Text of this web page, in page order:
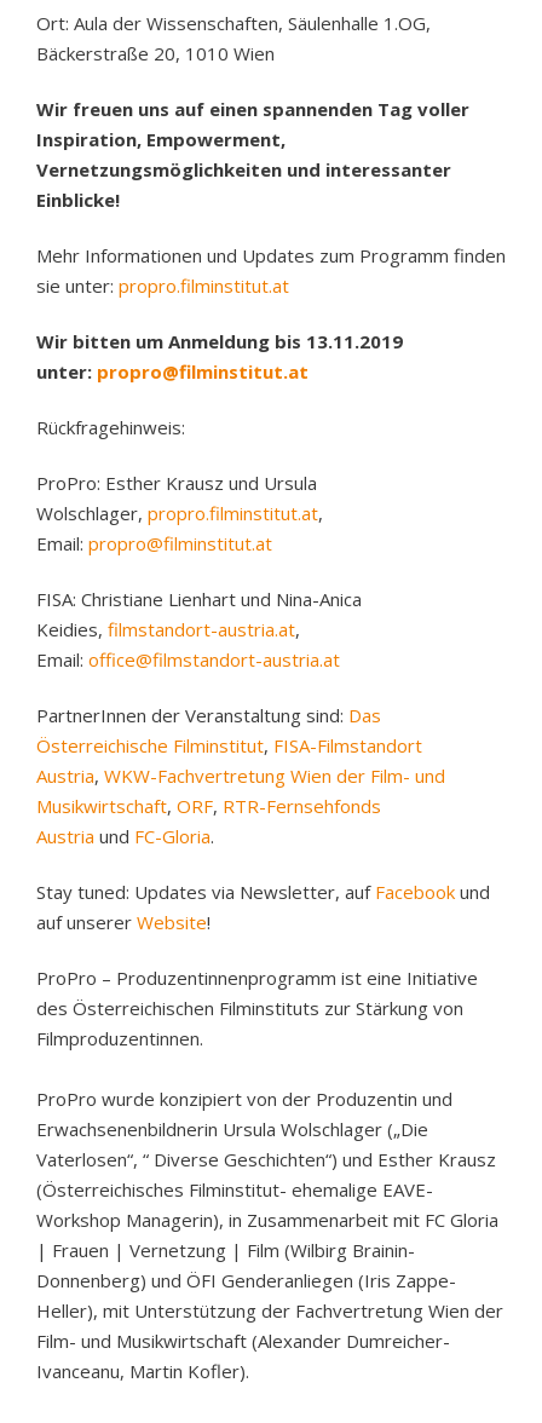
Ort: Aula der Wissenschaften, Säulenhalle 1.OG,
Bäckerstraße 20, 1010 Wien
Wir freuen uns auf einen spannenden Tag voller
Inspiration, Empowerment,
Vernetzungsmöglichkeiten und interessanter
Einblicke!
Mehr Informationen und Updates zum Programm finden
sie unter: propro.filminstitut.at
Wir bitten um Anmeldung bis 13.11.2019
unter: propro@filminstitut.at
Rückfragehinweis:
ProPro: Esther Krausz und Ursula
Wolschlager, propro.filminstitut.at,
Email: propro@filminstitut.at
FISA: Christiane Lienhart und Nina-Anica
Keidies, filmstandort-austria.at,
Email: office@filmstandort-austria.at
PartnerInnen der Veranstaltung sind: Das
Österreichische Filminstitut, FISA-Filmstandort
Austria, WKW-Fachvertretung Wien der Film- und
Musikwirtschaft, ORF, RTR-Fernsehfonds
Austria und FC-Gloria.
Stay tuned: Updates via Newsletter, auf Facebook und
auf unserer Website!
ProPro – Produzentinnenprogramm ist eine Initiative
des Österreichischen Filminstituts zur Stärkung von
Filmproduzentinnen.
ProPro wurde konzipiert von der Produzentin und
Erwachsenenbildnerin Ursula Wolschlager („Die
Vaterlosen“, “ Diverse Geschichten“) und Esther Krausz
(Österreichisches Filminstitut- ehemalige EAVE-
Workshop Managerin), in Zusammenarbeit mit FC Gloria
| Frauen | Vernetzung | Film (Wilbirg Brainin-
Donnenberg) und ÖFI Genderanliegen (Iris Zappe-
Heller), mit Unterstützung der Fachvertretung Wien der
Film- und Musikwirtschaft (Alexander Dumreicher-
Ivanceanu, Martin Kofler).